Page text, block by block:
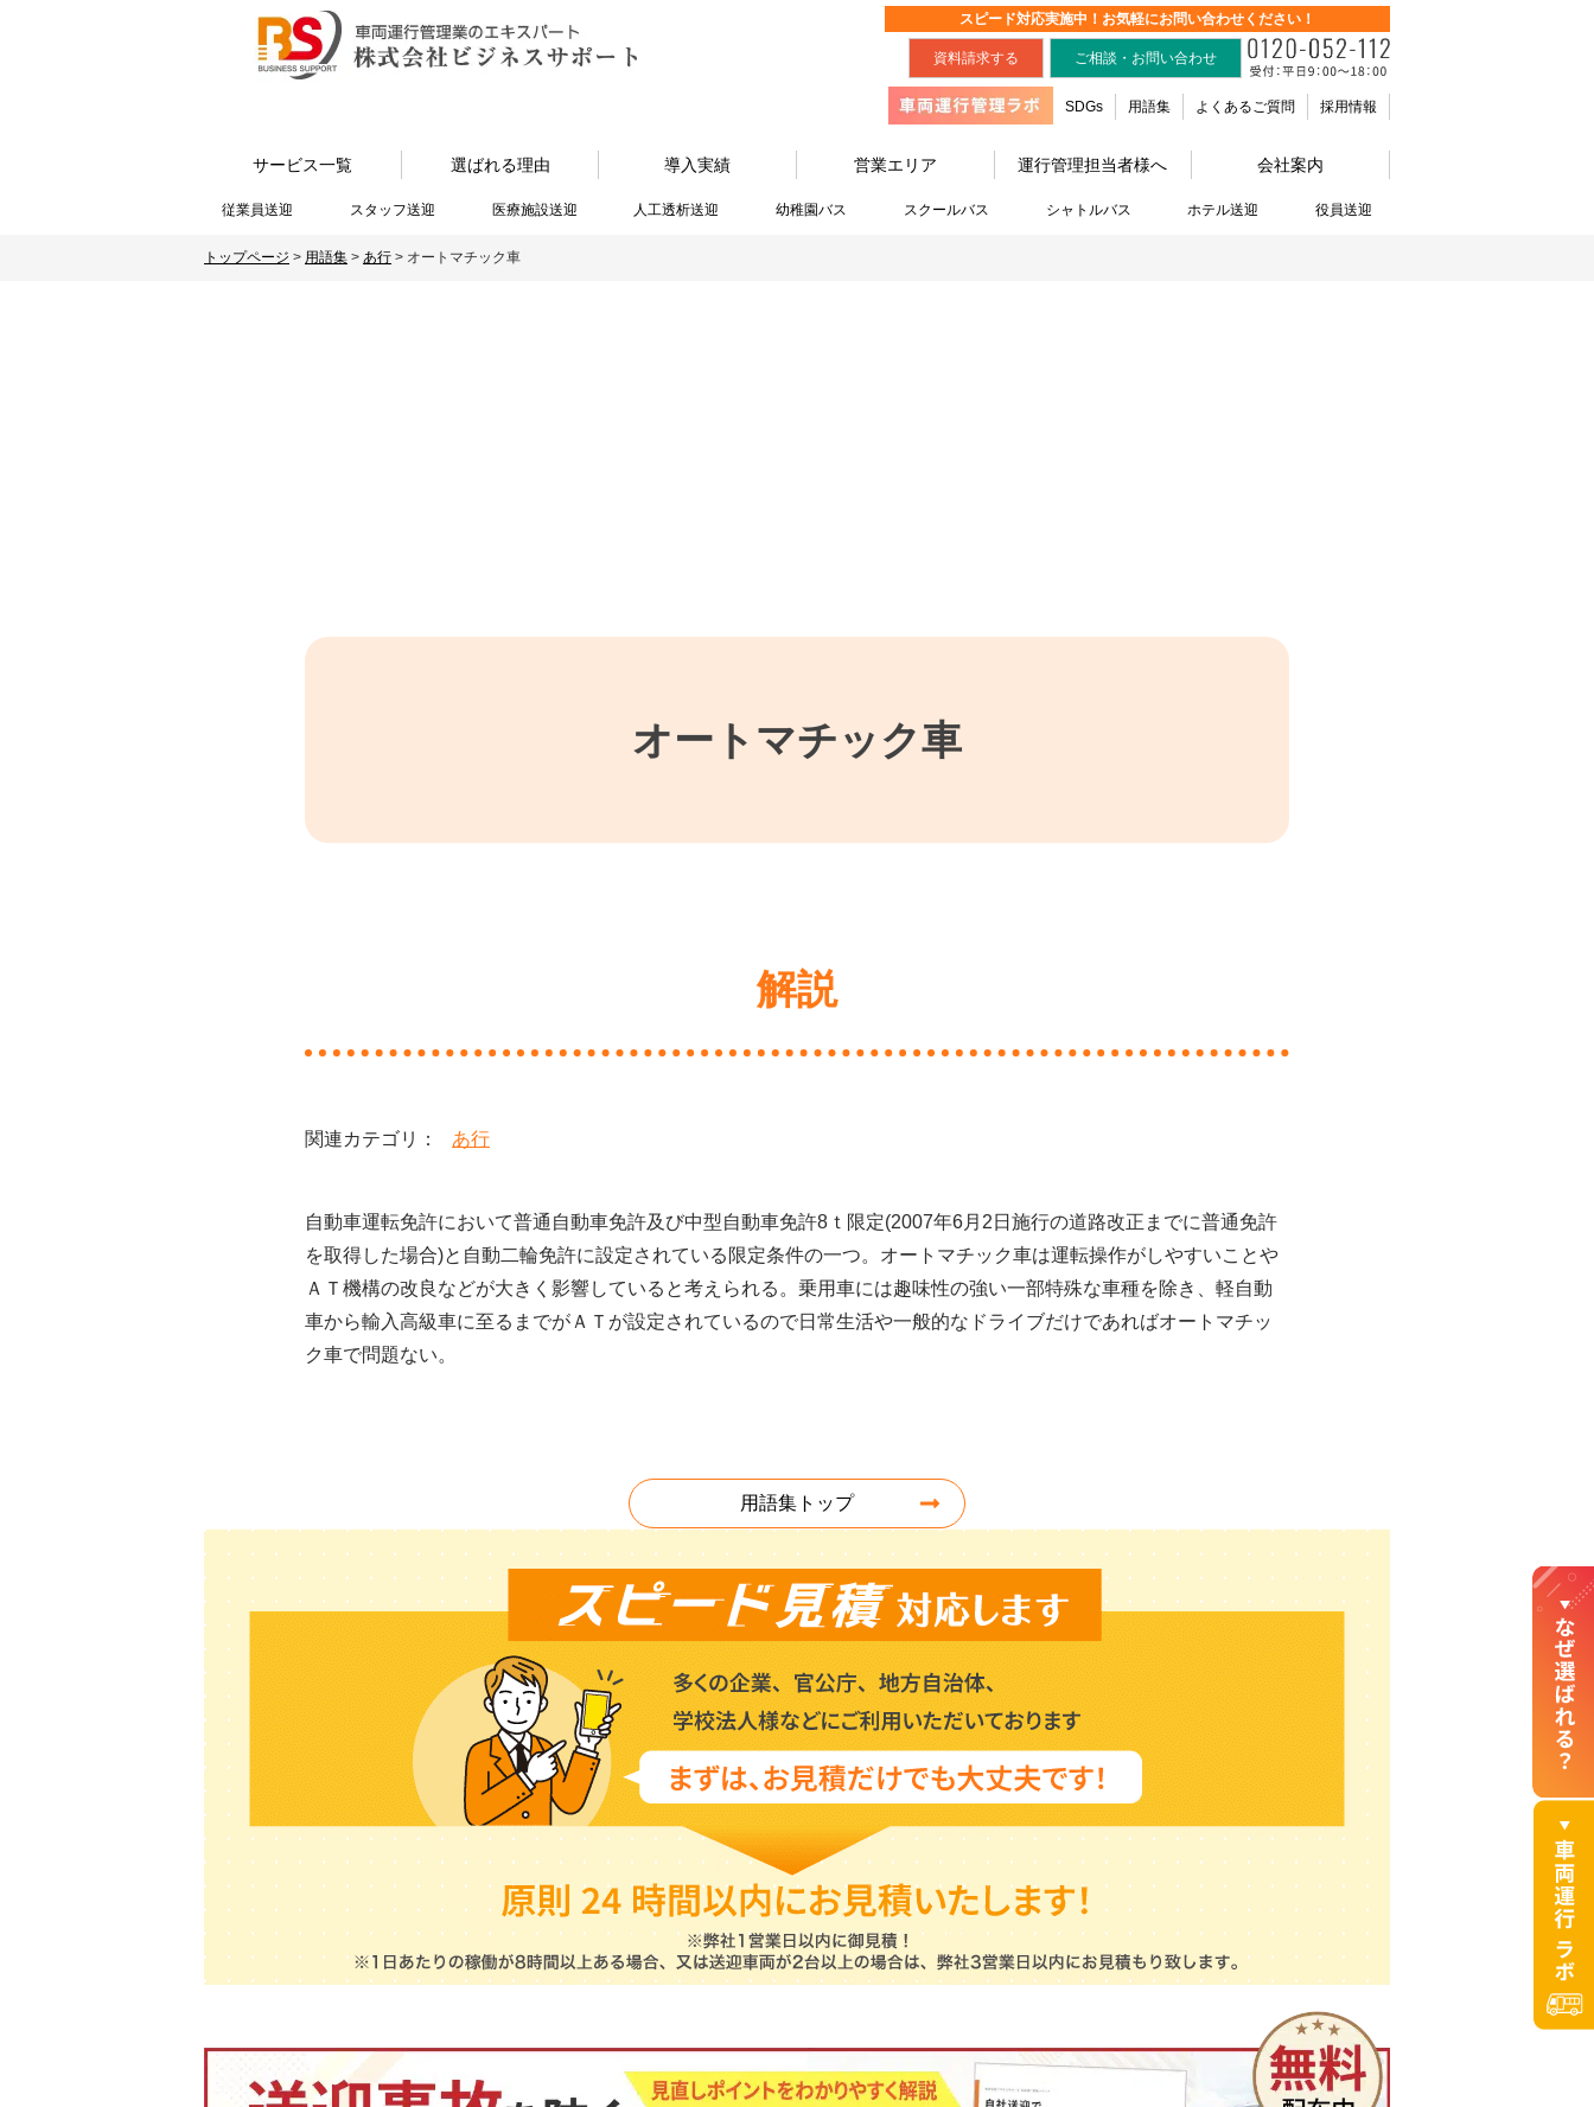
スピード対応実施中！お気軽にお問い合わせください！
資料請求する ご相談・お問い合わせ
SDGs 用語集 よくあるご質問 採用情報
サービス一覧 選ばれる理由 導入実績 営業エリア 運行管理担当者様へ 会社案内
従業員送迎 スタッフ送迎 医療施設送迎 人工透析送迎 幼稚園バス スクールバス シャトルバス ホテル送迎 役員送迎
トップページ > 用語集 > あ行 > オートマチック車
オートマチック車
解説
あ行
自動車運転免許において普通自動車免許及び中型自動車免許8ｔ限定(2007年6月2日施行の道路改正までに普通免許
を取得した場合)と自動二輪免許に設定されている限定条件の一つ。オートマチック車は運転操作がしやすいことや
ＡＴ機構の改良などが大きく影響していると考えられる。乗用車には趣味性の強い一部特殊な車種を除き、軽自動
車から輸入高級車に至るまでがＡＴが設定されているので日常生活や一般的なドライブだけであればオートマチッ
ク車で問題ない。
用語集トップ